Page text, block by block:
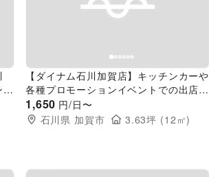
Previous slide
【ダイナム石川加賀店】キッチンカーや
各種プロモーションイベントでの出店に
最適なアミューズメント施設のイベント
スペース
1,650 円/日〜
石川県 加賀市 3.63坪 (12 ㎡)